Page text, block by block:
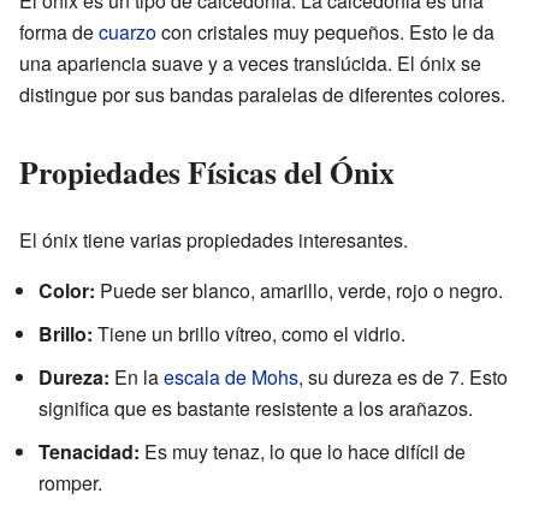
forma decuarzocon cristales muy pequeños. Esto le da
una apariencia suave y a veces translúcida. El ónix se
distingue por sus bandas paralelas de diferentes colores.
Propiedades Físicas del Ónix
El ónix tiene varias propiedades interesantes.
Color: Puede ser blanco, amarillo, verde, rojo o negro.
Brillo: Tiene un brillo vítreo, como el vidrio.
Dureza: En laescala de Mohs, su dureza es de 7. Esto
significa que es bastante resistente a los arañazos.
Tenacidad: Es muy tenaz, lo que lo hace difícil de
romper.